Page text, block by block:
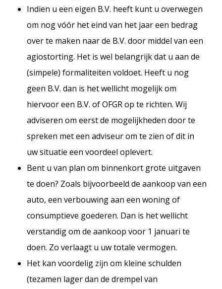
Indien u een eigen B.V. heeft kunt u overwegen
om nog vóór het eind van het jaar een bedrag
over te maken naar de B.V. door middel van een
agiostorting. Het is wel belangrijk dat u aan de
(simpele) formaliteiten voldoet. Heeft u nog
geen B.V. dan is het wellicht mogelijk om
hiervoor een B.V. of OFGR op te richten. Wij
adviseren om eerst de mogelijkheden door te
spreken met een adviseur om te zien of dit in
uw situatie een voordeel oplevert.
Bent u van plan om binnenkort grote uitgaven
te doen? Zoals bijvoorbeeld de aankoop van een
auto, een verbouwing aan een woning of
consumptieve goederen. Dan is het wellicht
verstandig om de aankoop voor 1 januari te
doen. Zo verlaagt u uw totale vermogen.
Het kan voordelig zijn om kleine schulden
(tezamen lager dan de drempel van